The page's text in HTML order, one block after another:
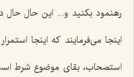
رهنمود بکنید و... این حال
اینجا مى‌فرمایند که اینجا
استصحاب، بقاى موضوع شرط